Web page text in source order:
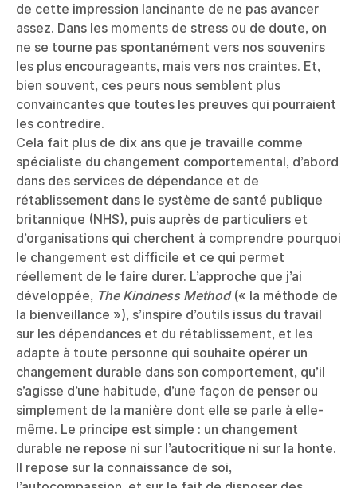
de cette impression lancinante de ne pas avancer
assez. Dans les moments de stress ou de doute, on
ne se tourne pas spontanément vers nos souvenirs
les plus encourageants, mais vers nos craintes. Et,
bien souvent, ces peurs nous semblent plus
convaincantes que toutes les preuves qui pourraient
les contredire.
Cela fait plus de dix ans que je travaille comme
spécialiste du changement comportemental, d’abord
dans des services de dépendance et de
rétablissement dans le système de santé publique
britannique (NHS), puis auprès de particuliers et
d’organisations qui cherchent à comprendre pourquoi
le changement est difficile et ce qui permet
réellement de le faire durer. L’approche que j’ai
développée, The Kindness Method(« la méthode de
la bienveillance »), s’inspire d’outils issus du travail
sur les dépendances et du rétablissement, et les
adapte à toute personne qui souhaite opérer un
changement durable dans son comportement, qu’il
s’agisse d’une habitude, d’une façon de penser ou
simplement de la manière dont elle se parle à elle-
même. Le principe est simple : un changement
durable ne repose ni sur l’autocritique ni sur la honte.
Il repose sur la connaissance de soi,